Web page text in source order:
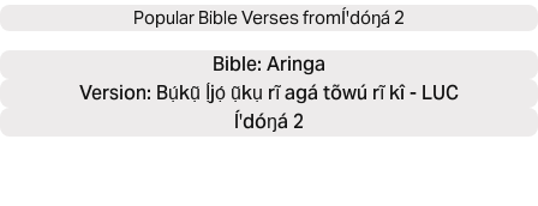
Popular Bible Verses fromÍꞌdóŋá 2
Bible: Aringa
Version: Bụ́kụ̃ Ị́jọ́ ụ̃kụ rĩ agá tõwú rĩ kî - LUC
Íꞌdóŋá 2